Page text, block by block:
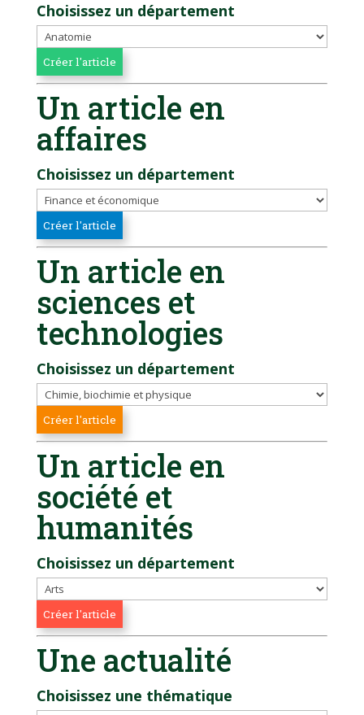
Choisissez un département
Un article en
affaires
Choisissez un département
Un article en
sciences et
technologies
Choisissez un département
Un article en
société et
humanités
Choisissez un département
Une actualité
Choisissez une thématique